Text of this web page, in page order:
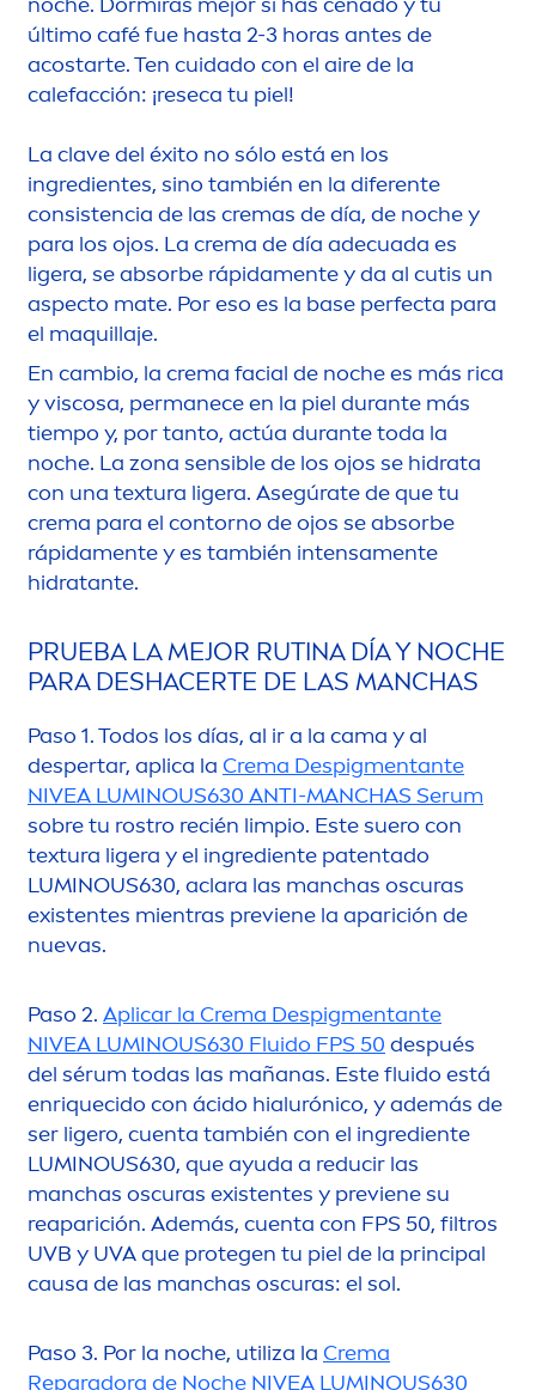
último café fue hasta 2-3 horas antes de
acostarte. Ten cuidado con el aire de la
calefacción: ¡reseca tu piel!
La clave del éxito no sólo está en los
ingredientes, sino también en la diferente
consistencia de las cremas de día, de noche y
para los ojos. La crema de día adecuada es
ligera, se absorbe rápidamente y da al cutis un
aspecto mate. Por eso es la base perfecta para
el maquillaje.
En cambio, la crema facial de noche es más rica
y viscosa, permanece en la piel durante más
tiempo y, por tanto, actúa durante toda la
noche. La zona sensible de los ojos se hidrata
con una textura ligera. Asegúrate de que tu
crema para el contorno de ojos se absorbe
rápidamente y es también intensamente
hidratante.
PRUEBA LA MEJOR RUTINA DÍA Y NOCHE
PARA DESHACERTE DE LAS MANCHAS
Paso 1. Todos los días, al ir a la cama y al
despertar, aplica la Crema Despigmentante
NIVEA LUMINOUS630 ANTI-MANCHAS Serum
sobre tu rostro recién limpio. Este suero con
textura ligera y el ingrediente patentado
LUMINOUS630, aclara las manchas oscuras
existentes mientras previene la aparición de
nuevas.
Paso 2. Aplicar la Crema Despigmentante
NIVEA LUMINOUS630 Fluido FPS 50 después
del sérum todas las mañanas. Este fluido está
enriquecido con ácido hialurónico, y además de
ser ligero, cuenta también con el ingrediente
LUMINOUS630, que ayuda a reducir las
manchas oscuras existentes y previene su
reaparición. Además, cuenta con FPS 50, filtros
UVB y UVA que protegen tu piel de la principal
causa de las manchas oscuras: el sol.
Paso 3. Por la noche, utiliza la Crema
Reparadora de Noche NIVEA LUMINOUS630